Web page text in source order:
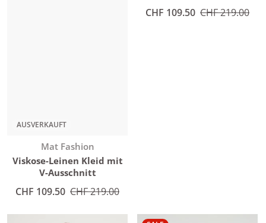
AUSVERKAUFT
Anbieter:
Mat Fashion
Viskose-Leinen Kleid mit
V-Ausschnitt
Angebotspreis
CHF 109.50 Normaler Preis
CHF 219.00
Angebotspreis
CHF 109.50 Normaler Preis
CHF 219.00